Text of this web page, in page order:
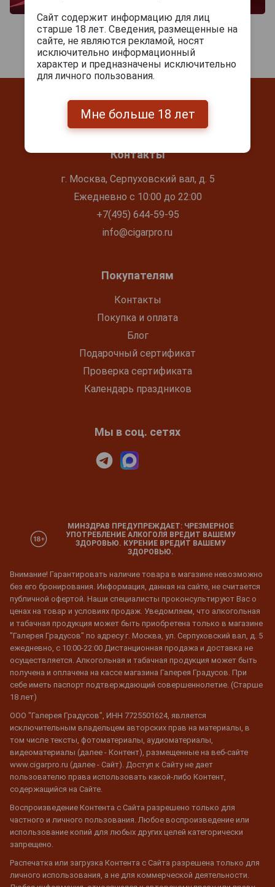
Контакты
г. Москва, Серпуховский вал, д. 5
Ежедневно с 10:00 до 22:00
+7(495) 644-59-95
info@cigarpro.ru
Покупателям
Контакты
Покупка и оплата
Блог
Подарочный сертификат
Проверка сертификата
Календарь праздников
Мы в соц. сетях
МИНЗДРАВ ПРЕДУПРЕЖДАЕТ: ЧРЕЗМЕРНОЕ
УПОТРЕБЛЕНИЕ АЛКОГОЛЯ ВРЕДИТ ВАШЕМУ
ЗДОРОВЬЮ. КУРЕНИЕ ВРЕДИТ ВАШЕМУ
ЗДОРОВЬЮ.
Внимание! Гарантировать наличие товара в магазине невозможно
без его бронирования. Информация, данная на сайте, не считается
публичной офертой. Наши специалисты проконсультируют Вас о
ценах на товар и условиях продаж. Уведомляем, что алкогольная
и табачная продукция может быть приобретена только в магазине
"Галерея Градусов" по адресу г. Москва, ул. Серпуховский вал, д. 5
ежедневно, с 10:00-22:00 Дистанционная продажа и доставка не
осуществляется. Алкогольная и табачная продукция может быть
получена и оплачена на кассе магазина Галерея Градусов. При
себе иметь паспорт подтверждающий совершеннолетие. (Старше
18 лет)
ООО "Галерея Градусов", ИНН 7725501624, является
исключительным владельцем авторских прав на материалы, в
том числе тексты, фотоматериалы, аудиоматериалы,
видеоматериалы (далее - Контент), размещенные на веб-сайте
www.cigarpro.ru (далее - Сайт). Доступ к Сайту не дает
пользователю права использовать какой-либо Контент,
содержащийся на Сайте.
Воспроизведение Контента с Сайта разрешено только для
частного и личного пользования. Любое воспроизведение или
использование копий для любых других целей категорически
запрещено.
Распечатка или загрузка Контента с Сайта разрешена только для
личного использования, а не для коммерческой деятельности.
Сайт содержит информацию для лиц
старше 18 лет. Сведения, размещенные на
сайте, не являются рекламой, носят
исключительно информационный
характер и предназначены исключительно
для личного пользования.
Мне больше 18 лет